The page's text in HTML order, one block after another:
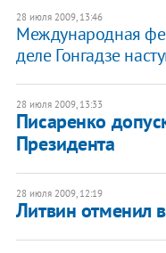
28 июля 2009, 13:46
Международная
деле Гонгадзе
28 июля 2009, 13:33
Писаренко
Президента
28 июля 2009, 12:19
Литвин отменил